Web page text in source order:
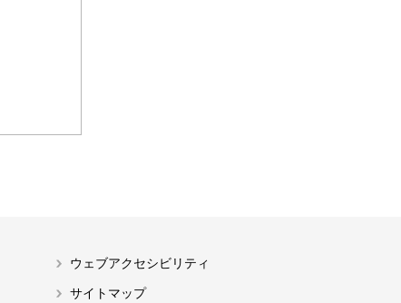
ウェブアクセシビリティ
サイトマップ